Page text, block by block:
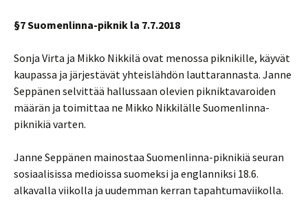
§7 Suomenlinna-piknik la 7.7.2018
Sonja Virta ja Mikko Nikkilä ovat menossa piknikille, käyvät
kaupassa ja järjestävät yhteislähdön lauttarannasta. Janne
Seppänen selvittää hallussaan olevien pikniktavaroiden
määrän ja toimittaa ne Mikko Nikkilälle Suomenlinna-
piknikiä varten.
Janne Seppänen mainostaa Suomenlinna-piknikiä seuran
sosiaalisissa medioissa suomeksi ja englanniksi 18.6.
alkavalla viikolla ja uudemman kerran tapahtumaviikolla.